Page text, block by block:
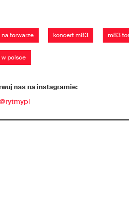
torwarze koncert m83 m83
polsce
nas na instagramie:
@rytmypl